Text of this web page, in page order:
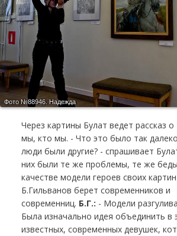
Фото №88946. Надежда
Через картины Булат ведет рассказ
мы, кто мы. - Что это было так
люди были другие? - спрашивает
них были те же проблемы, те же
качестве модели героев своих картин
Б.Гильванов берет современников и
современниц. Б.Г.: - Модели
Была изначально идея объединить в
известных, современных девушек,